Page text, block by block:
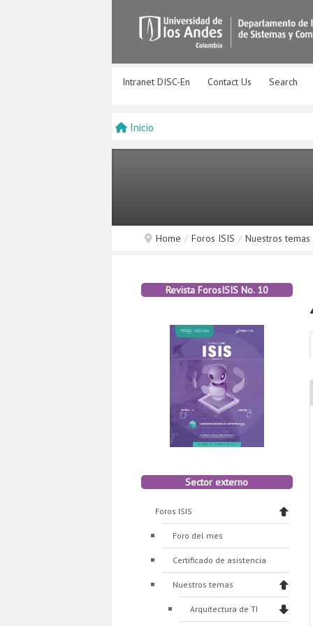
Intranet DISC-En Contact Us Search
Inicio
Home / Foros ISIS / Nuestros temas
Revista ForosISIS No. 10
Sector externo
Foros ISIS
Foro del mes
Certificado de asistencia
Nuestros temas
Arquitectura de TI